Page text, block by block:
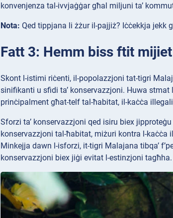
konvenjenza tal-ivvjaġġar għal miljuni ta’
Nota: Qed tippjana li żżur il-pajjiż? Iċċekkja jekk
Fatt 3: Hemm biss ftit
Skont l-istimi riċenti, il-popolazzjoni tat-tigri
sinifikanti u sfidi ta’ konservazzjoni. Huwa
prinċipalment għat-telf tal-ħabitat, il-kaċċa
Sforzi ta’ konservazzjoni qed isiru biex
konservazzjoni tal-ħabitat, miżuri kontra l-
Minkejja dawn l-isforzi, it-tigri Malajana tibqa’
konservazzjoni biex jiġi evitat l-estinzjoni tagħha.